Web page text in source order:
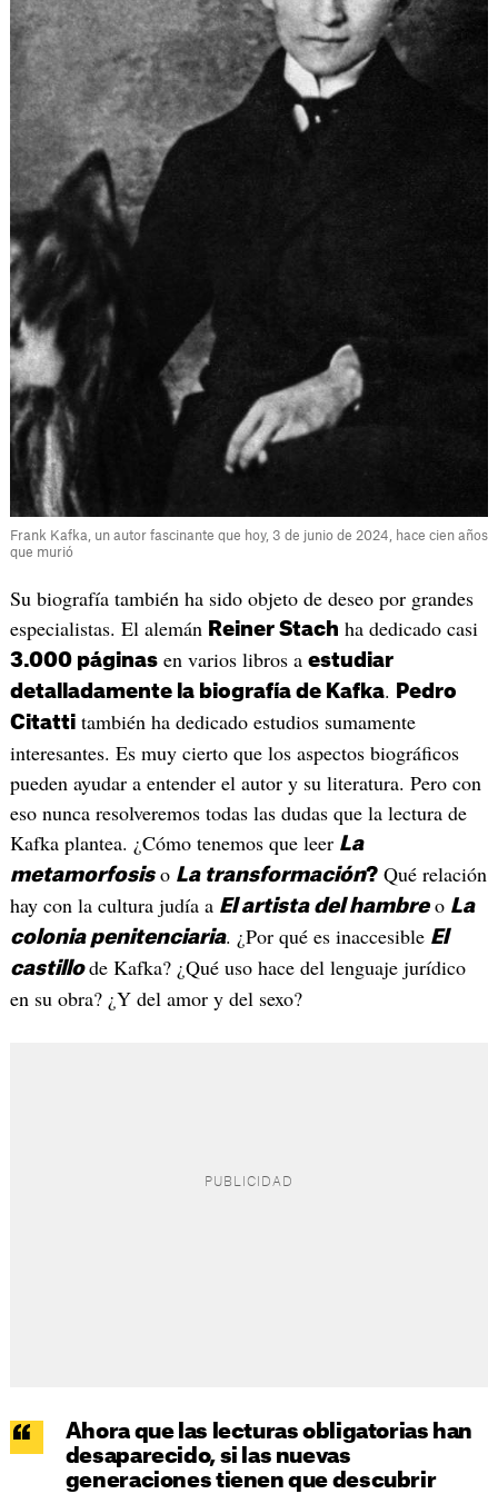
Frank Kafka, un autor fascinante que hoy, 3 de junio de 2024, hace cien años
que murió
Su biografía también ha sido objeto de deseo por grandes
especialistas. El alemán Reiner Stach ha dedicado casi
3.000 páginasen varios libros a estudiar
detalladamente la biografía de Kafka.
Pedro
Citattitambién ha dedicado estudios sumamente
interesantes. Es muy cierto que los aspectos biográficos
pueden ayudar a entender el autor y su literatura. Pero con
eso nunca resolveremos todas las dudas que la lectura de
Kafka plantea. ¿Cómo tenemos que leer La
metamorfosiso La transformación?Qué relación
hay con la cultura judía a El artista del hambreo La
colonia penitenciaria. ¿Por qué es inaccesible El
castillo de Kafka? ¿Qué uso hace del lenguaje jurídico
en su obra? ¿Y del amor y del sexo?
Ahora que las lecturas obligatorias han
desaparecido, si las nuevas
generaciones tienen que descubrir